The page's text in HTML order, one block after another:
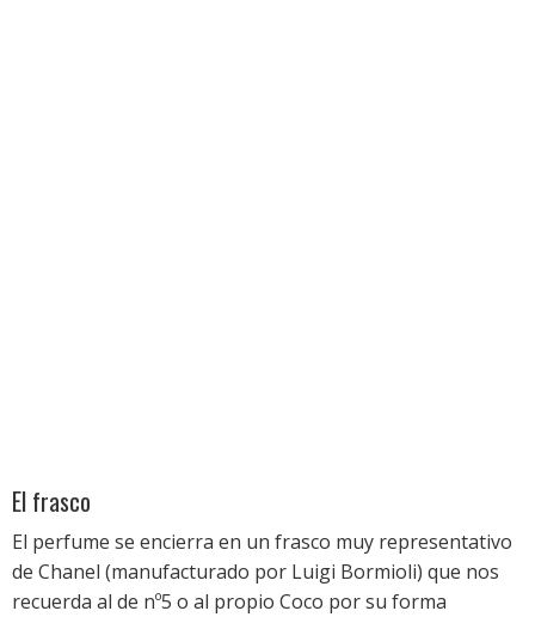
El frasco
El perfume se encierra en un frasco muy representativo
de Chanel (manufacturado por Luigi Bormioli) que nos
recuerda al de nº5 o al propio Coco por su forma